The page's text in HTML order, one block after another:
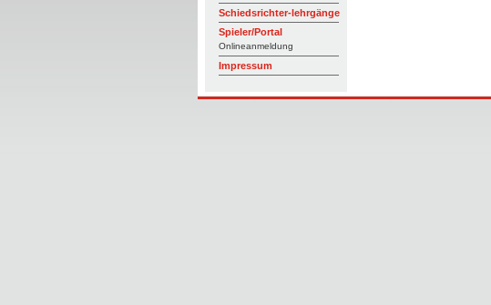
Schiedsrichter-lehrgänge
Spieler/Portal
Onlineanmeldung
Impressum